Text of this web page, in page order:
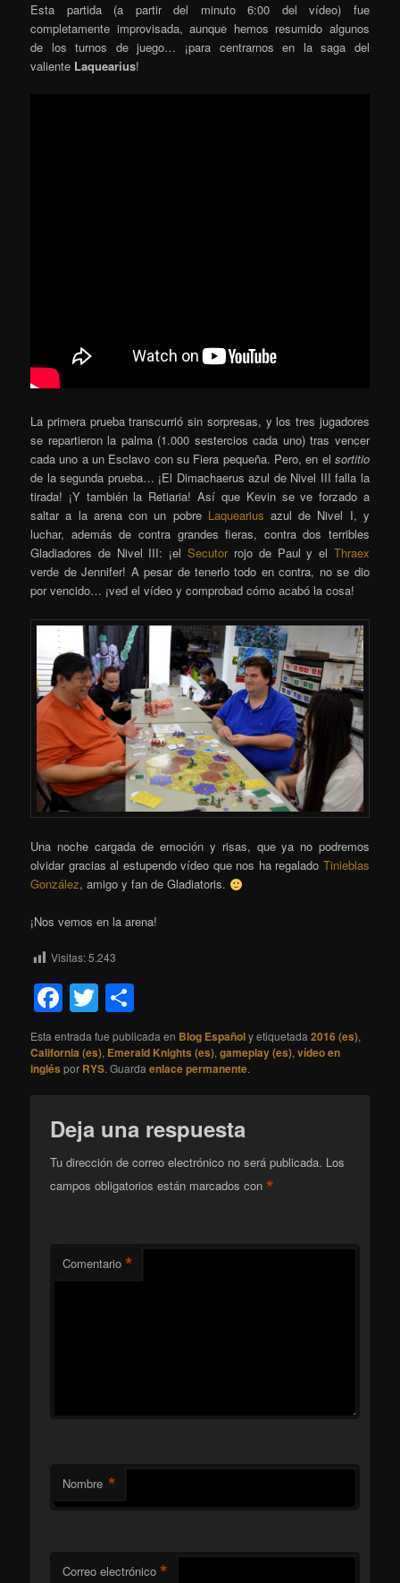
Esta partida (a partir del minuto 6:00 del vídeo) fue
completamente improvisada, aunque hemos resumido algunos
de los turnos de juego… ¡para centrarnos en la saga del
valiente Laquearius!
La primera prueba transcurrió sin sorpresas, y los tres jugadores
se repartieron la palma (1.000 sestercios cada uno) tras vencer
cada uno a un Esclavo con su Fiera pequeña. Pero, en el sortitio
de la segunda prueba… ¡El Dimachaerus azul de Nivel III falla la
tirada! ¡Y también la Retiaria! Así que Kevin se ve forzado a
saltar a la arena con un pobre Laquearius azul de Nivel I, y
luchar, además de contra grandes fieras, contra dos terribles
Gladiadores de Nivel III: ¡elSecutorrojo de Paul y el Thraex
verde de Jennifer! A pesar de tenerlo todo en contra, no se dio
por vencido… ¡ved el vídeo y comprobad cómo acabó la cosa!
Una noche cargada de emoción y risas, que ya no podremos
olvidar gracias al estupendo vídeo que nos ha regalado Tinieblas
González, amigo y fan de Gladiatoris.
¡Nos vemos en la arena!
Visitas:5.243
Facebook
Twitter
Esta entrada fue publicada en Blog Españoly etiquetada2016 (es),
California (es), Emerald Knights (es),gameplay (es),vídeo en
inglés por RYS. Guardaenlace permanente.
Deja una respuesta
Tu dirección de correo electrónico no será publicada. Los
campos obligatorios están marcados con*
Comentario *
Nombre *
Correo electrónico *